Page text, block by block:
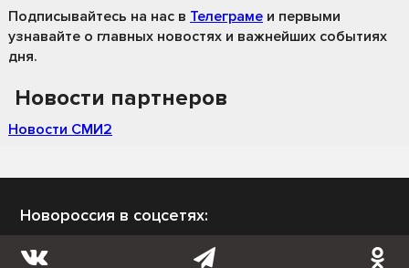
Подписывайтесь на нас в Телеграме и первыми
узнавайте о главных новостях и важнейших событиях
дня.
Новости партнеров
Новости СМИ2
Новороссия в соцсетях: